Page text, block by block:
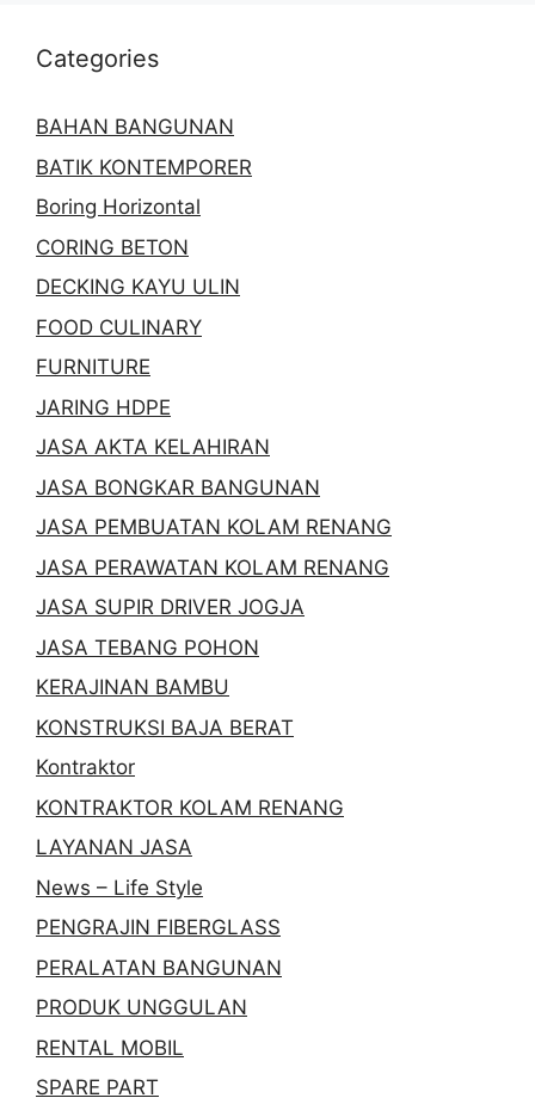
Categories
BAHAN BANGUNAN
BATIK KONTEMPORER
Boring Horizontal
CORING BETON
DECKING KAYU ULIN
FOOD CULINARY
FURNITURE
JARING HDPE
JASA AKTA KELAHIRAN
JASA BONGKAR BANGUNAN
JASA PEMBUATAN KOLAM RENANG
JASA PERAWATAN KOLAM RENANG
JASA SUPIR DRIVER JOGJA
JASA TEBANG POHON
KERAJINAN BAMBU
KONSTRUKSI BAJA BERAT
Kontraktor
KONTRAKTOR KOLAM RENANG
LAYANAN JASA
News – Life Style
PENGRAJIN FIBERGLASS
PERALATAN BANGUNAN
PRODUK UNGGULAN
RENTAL MOBIL
SPARE PART